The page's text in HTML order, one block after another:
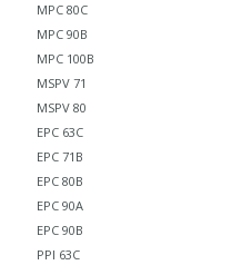
MPC 80C
MPC 90B
MPC 100B
MSPV 71
MSPV 80
EPC 63C
EPC 71B
EPC 80B
EPC 90A
EPC 90B
PPI 63C